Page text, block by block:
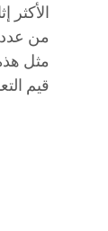
من عدد
مثل
قيم